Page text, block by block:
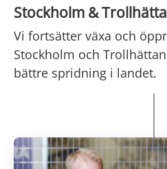
Stockholm &
Vi fortsätter växa och
Stockholm och
bättre spridning i landet.